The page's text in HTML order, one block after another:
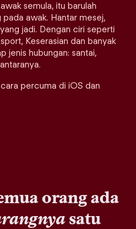
semula, itu barulah
awak. Hantar mesej,
jadi. Dengan ciri seperti
Keserasian dan banyak
jenis hubungan: santai,
percuma di iOS dan
orang ada
satu